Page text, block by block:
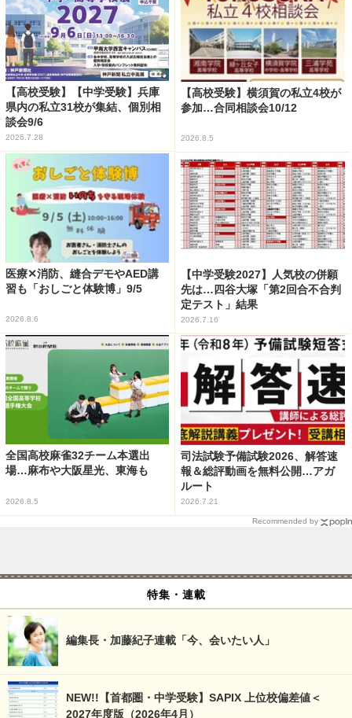
【高校受験】【中学受験】兵庫
県内の私立31校が集結、個別相
談会9/6
2026.7.28
【高校受験】横須賀の私立4校が
参加…合同相談会10/12
2026.8.5
医療✕消防、縫合デモやAED講
習も「おしごと体験博」9/5
2026.8.6
【中学受験2027】人気校の併願
先は…四谷大塚「第2回合不合判
定テスト」結果
2026.7.16
全国高校麻雀32チーム本選出
場…麻布や大阪星光、東海も
2026.8.5
司法試験予備試験2026、解答速
報＆総評動画を無料公開…アガ
ルート
2026.7.21
Recommended by
特集・連載
編集長・加藤紀子連載「今、会いたい人」
NEW!!【首都圏・中学受験】SAPIX 上位校偏差値＜
2027年度版（2026年4月）